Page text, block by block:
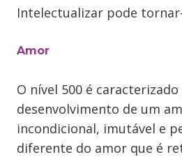
Intelectualizar pode
Amor
O nível 500 é
desenvolvimento de um
incondicional, imutável e
diferente do amor que é